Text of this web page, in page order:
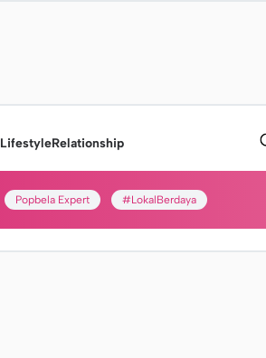
LifestyleRelationship
Popbela Expert #LokalBerdaya